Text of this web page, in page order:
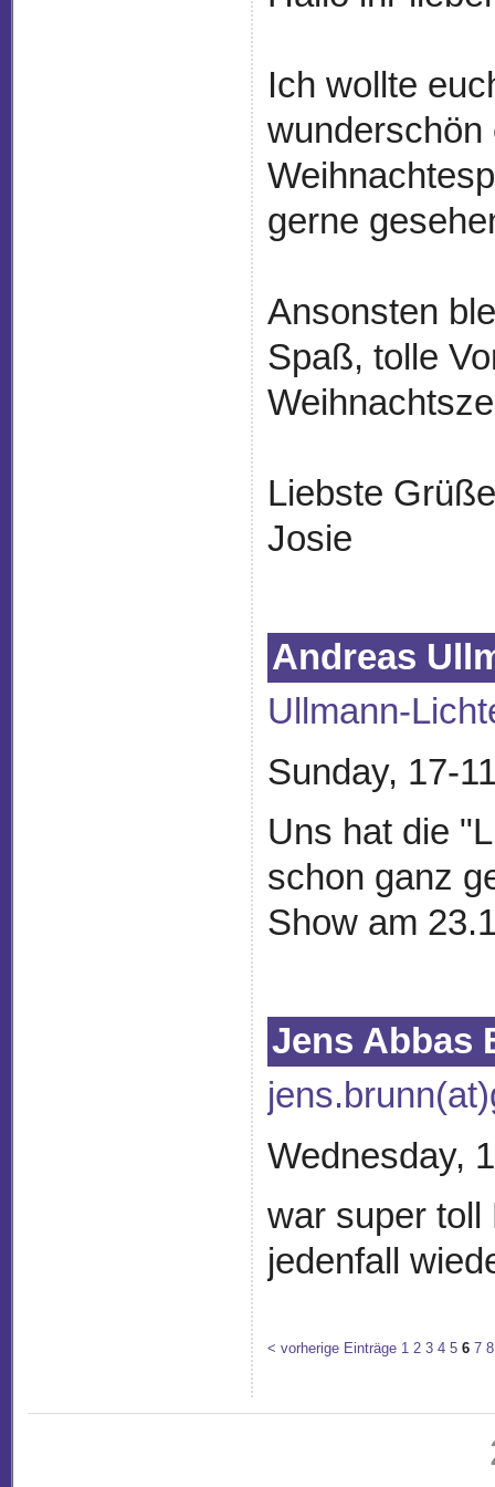
Ich wollte
wunderschön
gerne
Ansonsten
Spaß, tolle
Liebste
Josie
Andreas
Ullmann-
Sunday, 17-
Uns hat die
schon ganz
Show am
Jens Abbas
Wednesday,
war super toll
jedenfall
< vorherige Einträge 1 2 3 4 5 6 7 8